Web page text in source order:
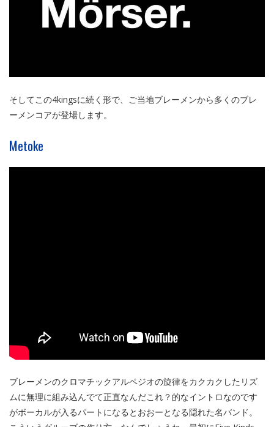
そしてこの4kingsに続く形で、ご当地ブレーメンから多くのブレ
ーメンコアが登場します。
Metoke
ブレーメンのクロマチックアルペジオの旋律をカクカクしたリズ
ムに無理に組み込んでて正直なんだこれ？的なイントロなのです
がボーカルが入るパートになるとおおーとなる隠れた名バンド。